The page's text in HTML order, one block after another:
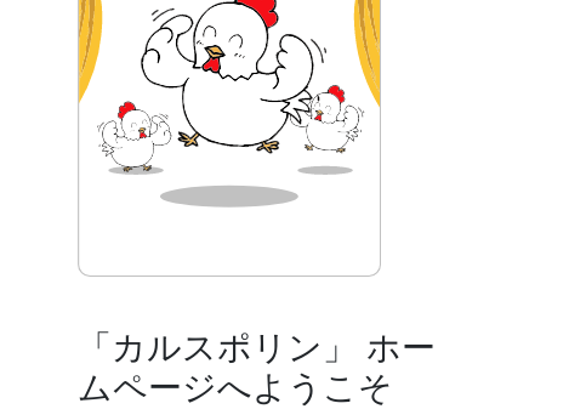
「カルスポリン」 ホー
ムページへようこそ